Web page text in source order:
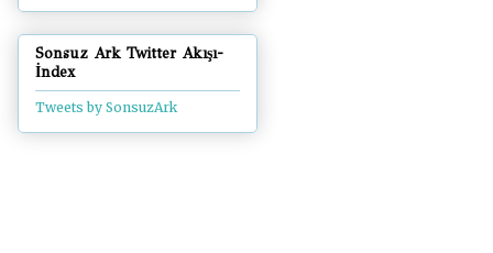
Sonsuz Ark Twitter Akışı-
İndex
Tweets by SonsuzArk